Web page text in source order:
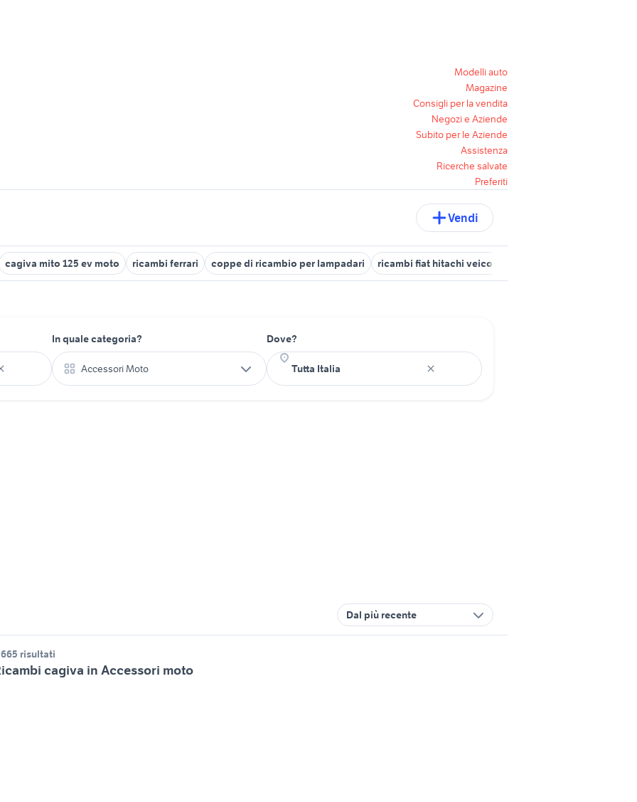
Modelli auto
Magazine
Consigli per la vendita
Negozi e Aziende
Subito per le Aziende
Assistenza
Ricerche salvate
Preferiti
Vendi
cagiva mito 125 ev moto ricambi ferrari coppe di ricambio per lampadari ricambi fiat hitachi veicoli commerciali
In quale categoria?
Accessori Moto
Dove?
Dal più recente
risultati
cagiva in Accessori moto